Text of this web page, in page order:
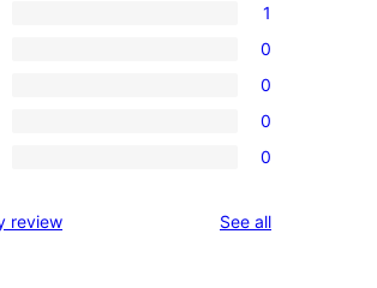
1
0
0
0
0
review See allreviews